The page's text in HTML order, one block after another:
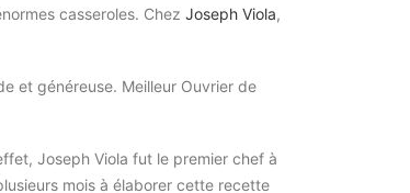
casseroles. Chez Joseph Viola,
et généreuse. Meilleur Ouvrier de
Joseph Viola fut le premier chef à
mois à élaborer cette recette